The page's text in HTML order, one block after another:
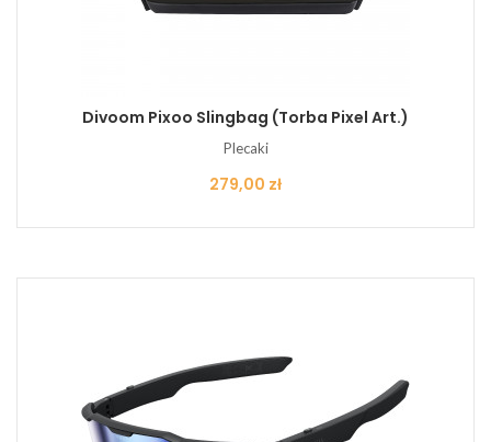
Divoom Pixoo Slingbag (torba Pixel Art.)
Plecaki
Cena
279,00 zł